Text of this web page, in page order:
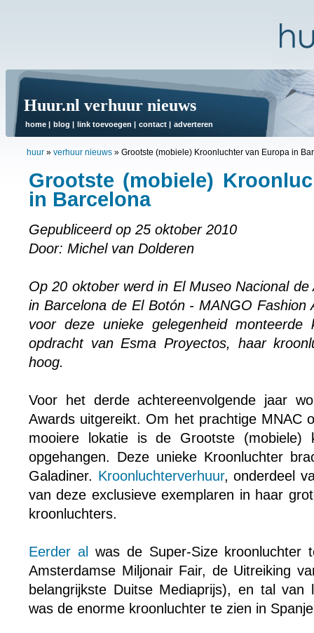
Huur.nl verhuur nieuws
home | blog | link toevoegen | contact | adverteren
huur » verhuur nieuws » Grootste (mobiele) Kroonluchter van Europa in
Grootste (mobiele)
in Barcelona
Gepubliceerd op 25 oktober 2010
Door: Michel van Dolderen
Op 20 oktober werd in El Museo Nacional
in Barcelona de El Botón - MANGO Fashion
voor deze unieke gelegenheid monteerde
opdracht van Esma Proyectos, haar
hoog.
Voor het derde achtereenvolgende jaar
Awards uitgereikt. Om het prachtige MNAC
mooiere lokatie is de Grootste (mobiele)
opgehangen. Deze unieke Kroonluchter
Galadiner. Kroonluchterverhuur, onderdeel
van deze exclusieve exemplaren in haar
kroonluchters.
Eerder al
was de Super-Size kroonluchter
Amsterdamse Miljonair Fair, de Uitreiking
belangrijkste Duitse Mediaprijs), en tal van
was de enorme kroonluchter te zien in